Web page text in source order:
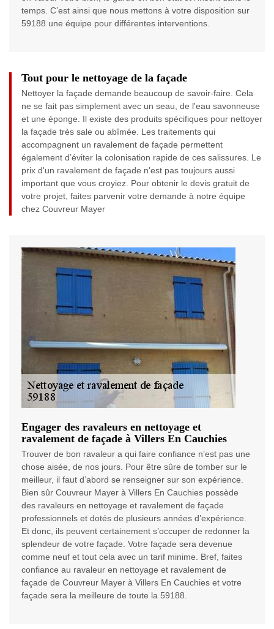
temps. C’est ainsi que nous mettons à votre disposition sur
59188 une équipe pour différentes interventions.
Tout pour le nettoyage de la façade
Nettoyer la façade demande beaucoup de savoir-faire. Cela
ne se fait pas simplement avec un seau, de l'eau savonneuse
et une éponge. Il existe des produits spécifiques pour nettoyer
la façade très sale ou abîmée. Les traitements qui
accompagnent un ravalement de façade permettent
également d’éviter la colonisation rapide de ces salissures. Le
prix d'un ravalement de façade n'est pas toujours aussi
important que vous croyiez. Pour obtenir le devis gratuit de
votre projet, faites parvenir votre demande à notre équipe
chez Couvreur Mayer
Engager des ravaleurs en nettoyage et
ravalement de façade à Villers En Cauchies
Trouver de bon ravaleur a qui faire confiance n’est pas une
chose aisée, de nos jours. Pour être sûre de tomber sur le
meilleur, il faut d’abord se renseigner sur son expérience.
Bien sûr Couvreur Mayer à Villers En Cauchies possède
des ravaleurs en nettoyage et ravalement de façade
professionnels et dotés de plusieurs années d’expérience.
Et donc, ils peuvent certainement s’occuper de redonner la
splendeur de votre façade. Votre façade sera devenue
comme neuf et tout cela avec un tarif minime. Bref, faites
confiance au ravaleur en nettoyage et ravalement de
façade de Couvreur Mayer à Villers En Cauchies et votre
façade sera la meilleure de toute la 59188.